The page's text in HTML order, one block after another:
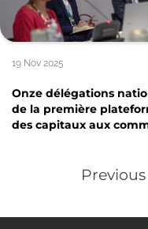
19 Nov 2025
Onze délégations
de la première
des capitaux aux
Previous